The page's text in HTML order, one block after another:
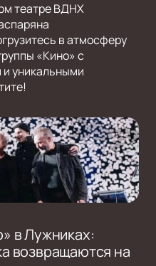
театре ВДНХ
в атмосферу
«Кино» с
уникальными
в Лужниках:
возвращаются на